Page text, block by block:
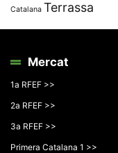
Catalana Terrassa
Mercat
1a RFEF >>
2a RFEF >>
3a RFEF >>
Primera Catalana 1 >>